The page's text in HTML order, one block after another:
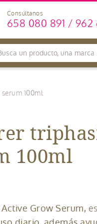
Consúltanos
658 080 891 / 962
100ml
100ml
Grow Serum,